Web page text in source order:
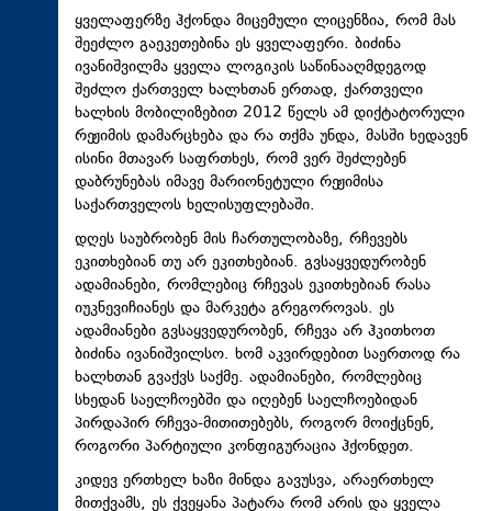
ყველაფერზე ჰქონდა მიცემული ლიცენზია, რომ მას
შეეძლო გაეკეთებინა ეს ყველაფერი. ბიძინა
ივანიშვილმა ყველა ლოგიკის საწინააღმდეგოდ
შეძლო ქართველ ხალხთან ერთად, ქართველი
ხალხის მობილიზებით 2012 წელს ამ დიქტატორული
რეჟიმის დამარცხება და რა თქმა უნდა, მასში ხედავენ
ისინი მთავარ საფრთხეს, რომ ვერ შეძლებენ
დაბრუნებას იმავე მარიონეტული რეჟიმისა
საქართველოს ხელისუფლებაში.
დღეს საუბრობენ მის ჩართულობაზე, რჩევებს
ეკითხებიან თუ არ ეკითხებიან. გვსაყვედურობენ
ადამიანები, რომლებიც რჩევას ეკითხებიან რასა
იუკნევიჩიანეს და მარკეტა გრეგოროვას. ეს
ადამიანები გვსაყვედურობენ, რჩევა არ ჰკითხოთ
ბიძინა ივანიშვილსო. ხომ აკვირდებით საერთოდ რა
ხალხთან გვაქვს საქმე. ადამიანები, რომლებიც
სხედან საელჩოებში და იღებენ საელჩოებიდან
პირდაპირ რჩევა-მითითებებს, როგორ მოიქცნენ,
როგორი პარტიული კონფიგურაცია ჰქონდეთ.
კიდევ ერთხელ ხაზი მინდა გავუსვა, არაერთხელ
მითქვამს, ეს ქვეყანა პატარა რომ არის და ყველა